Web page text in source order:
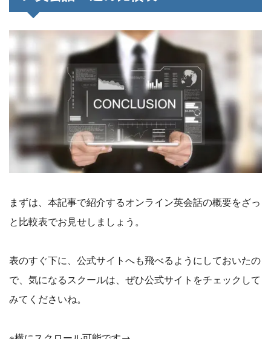
まずは、本記事で紹介するオンライン英会話の概要をざっ
と比較表でお見せしましょう。
表のすぐ下に、公式サイトへも飛べるようにしておいたの
で、気になるスクールは、ぜひ公式サイトをチェックして
みてくださいね。